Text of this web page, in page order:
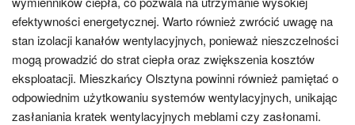
efektywności energetycznej. Warto również zwrócić uwagę na
stan izolacji kanałów wentylacyjnych, ponieważ nieszczelności
mogą prowadzić do strat ciepła oraz zwiększenia kosztów
eksploatacji. Mieszkańcy Olsztyna powinni również pamiętać o
odpowiednim użytkowaniu systemów wentylacyjnych, unikając
zasłaniania kratek wentylacyjnych meblami czy zasłonami.